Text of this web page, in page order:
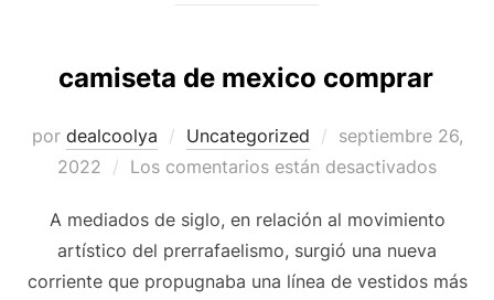
camiseta de mexico comprar
por dealcoolya Uncategorized
Publicado
el
septiembre 26,
2022
Los comentarios están desactivados
A mediados de siglo, en relación al movimiento
artístico del prerrafaelismo, surgió una nueva
corriente que propugnaba una línea de vestidos más